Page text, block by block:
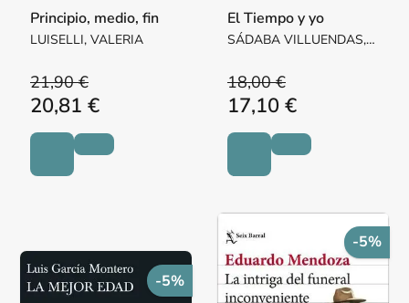
Principio, medio, fin
LUISELLI, VALERIA
21,90 €
20,81 €
El Tiempo y yo
SÁDABA VILLUENDAS,
18,00 €
17,10 €
-5%
-5%